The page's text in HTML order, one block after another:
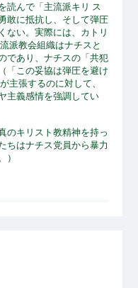
読んで「主流派キリ ス
敢に抵抗し、そして弾圧
ない。実際には、カトリ
派教会組織はナチスと
であり、ナチスの「共犯
「この妥協は弾圧を避け
主張するのに対して、
主義感情を強調してい
のキリスト教精神を持っ
ちはナチス党員から暴力
）